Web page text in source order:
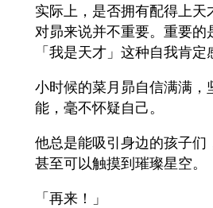
实际上，是否拥有配得上天
对昴来说并不重要。重要的
「我是天才」这种自我肯定
小时候的菜月昴自信满满，
能，毫不怀疑自己。
他总是能吸引身边的孩子们
甚至可以触摸到璀璨星空。
「再来！」